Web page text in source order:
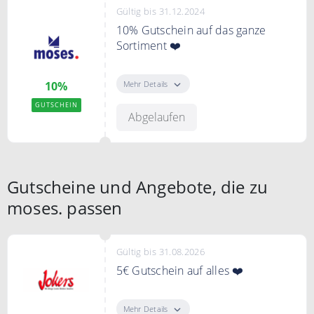
10%
GUTSCHEIN
Gültig bis 31.12.2024
10% Gutschein auf das ganze
Sortiment ❤️
das ganze Sortiment bei moses-
Mehr Details
Abgelaufen
Gutscheine und Angebote, die zu
moses. passen
Gültig bis 31.08.2026
5€ Gutschein auf alles ❤️
JOKERS den Newsletter
Mehr Details